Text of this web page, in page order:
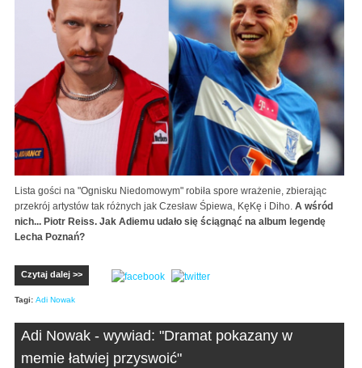
Lista gości na "Ognisku Niedomowym" robiła spore wrażenie, zbierając
przekrój artystów tak różnych jak Czesław Śpiewa, KęKę i Diho. A wśród
nich... Piotr Reiss. Jak Adiemu udało się ściągnąć na album legendę
Lecha Poznań?
Czytaj dalej >>
Tagi: Adi Nowak
Adi Nowak - wywiad: "Dramat pokazany w
memie łatwiej przyswoić"